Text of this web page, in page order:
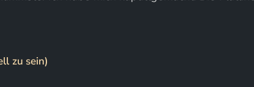
zu sein)